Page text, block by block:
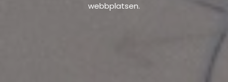
webbplatsen.